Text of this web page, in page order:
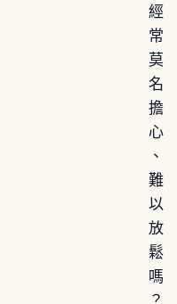
經
常
莫
名
擔
心
、
難
以
放
鬆
嗎